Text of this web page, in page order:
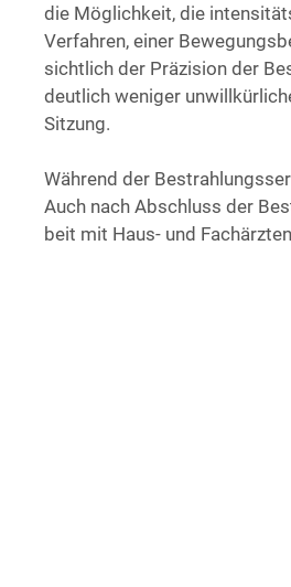
die Mög­lich­keit, die
Verfahren, einer
sicht­lich der Prä­zi­si­on der
deut­lich weni­ger
Sitzung.
Wäh­rend der
Auch nach Abschluss der
beit mit Haus- und